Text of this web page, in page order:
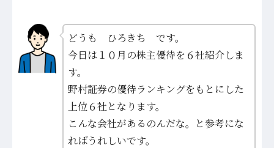
どうも ひろきち です。
今日は１０月の株主優待を６社紹介しま
す。
野村証券の優待ランキングをもとにした
上位６社となります。
こんな会社があるのんだな。と参考にな
ればうれしいです。